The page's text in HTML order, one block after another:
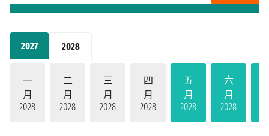
2027 2028
一
月
2028
二
月
2028
三
月
2028
四
月
2028
五
月
2028
六
月
2028